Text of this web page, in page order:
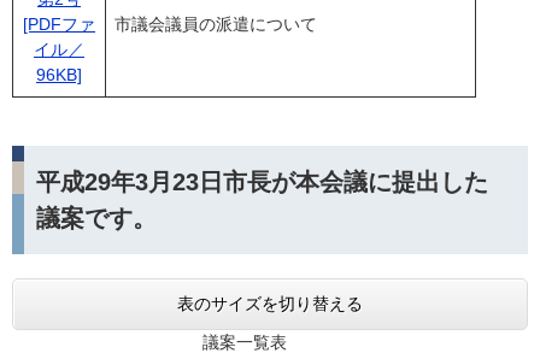
[PDFファ
イル／
96KB]
市議会議員の派遣について
平成29年3月23日市長が本会議に提出した
議案です。
表のサイズを切り替える
議案一覧表